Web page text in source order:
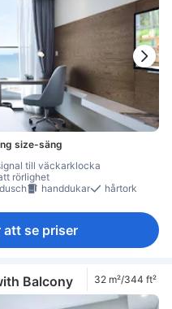
size-säng
till väckarklocka
rörlighet
dusch handdukar
hårtork
se priser
Balcony 32 m²/344 ft²